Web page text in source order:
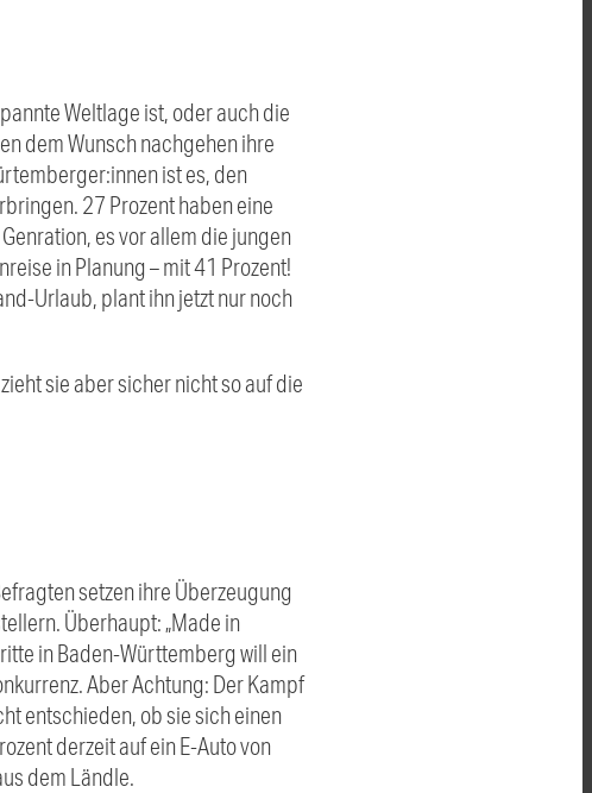
Weltlage ist, oder auch die
dem Wunsch nachgehen ihre
ist es, den
27 Prozent haben eine
es vor allem die jungen
in Planung – mit 41 Prozent!
Urlaub, plant ihn jetzt nur noch
sie aber sicher nicht so auf die
setzen ihre Überzeugung
Überhaupt: „Made in
in Baden-Württemberg will ein
Aber Achtung: Der Kampf
entschieden, ob sie sich einen
derzeit auf ein E-Auto von
dem Ländle.